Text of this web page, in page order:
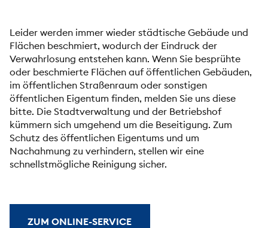
Leider werden immer wieder städtische Gebäude und
Flächen beschmiert, wodurch der Eindruck der
Verwahrlosung entstehen kann. Wenn Sie besprühte
oder beschmierte Flächen auf öffentlichen Gebäuden,
im öffentlichen Straßenraum oder sonstigen
öffentlichen Eigentum finden, melden Sie uns diese
bitte. Die Stadtverwaltung und der Betriebshof
kümmern sich umgehend um die Beseitigung. Zum
Schutz des öffentlichen Eigentums und um
Nachahmung zu verhindern, stellen wir eine
schnellstmögliche Reinigung sicher.
ZUM ONLINE-SERVICE